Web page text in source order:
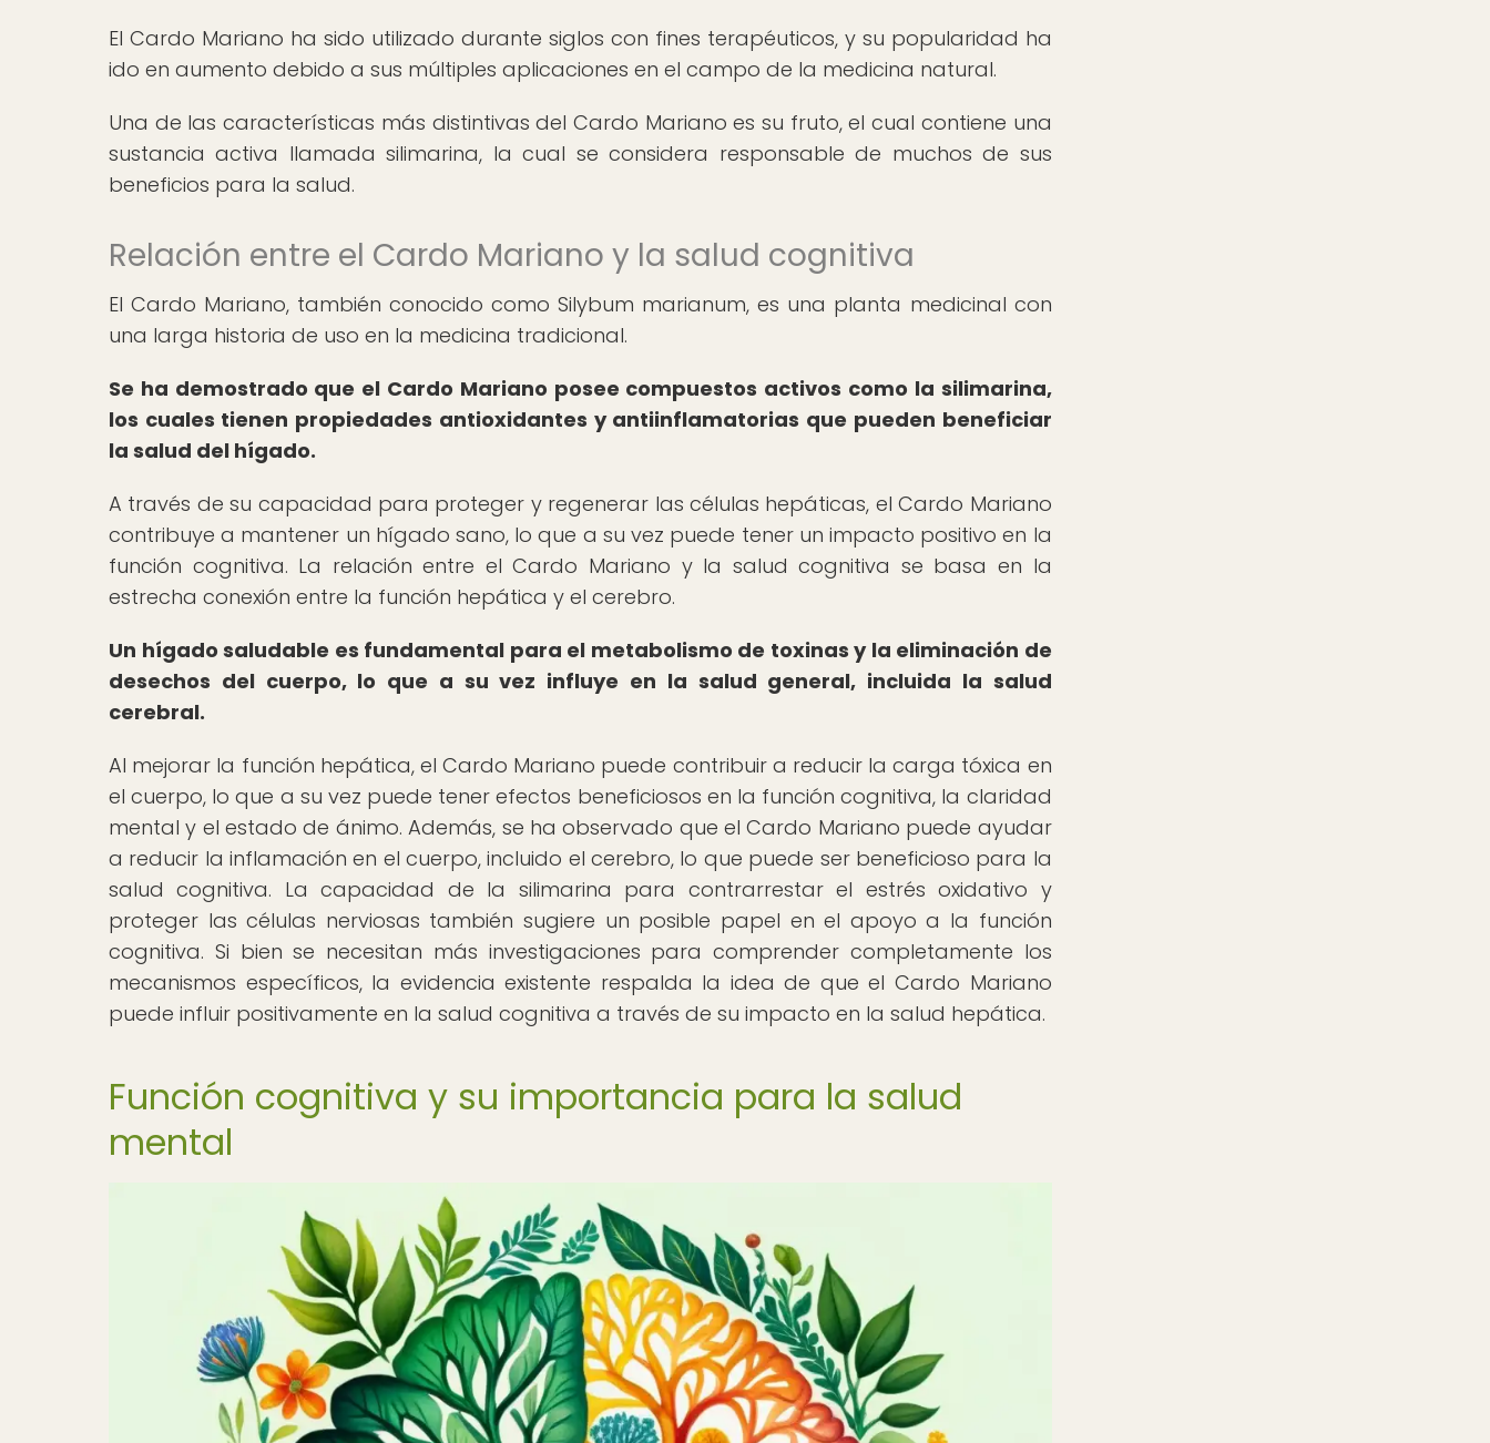
El Cardo Mariano ha sido utilizado durante siglos con fines terapéuticos, y su popularidad ha
ido en aumento debido a sus múltiples aplicaciones en el campo de la medicina natural.
Una de las características más distintivas del Cardo Mariano es su fruto, el cual contiene una
sustancia activa llamada silimarina, la cual se considera responsable de muchos de sus
beneficios para la salud.
Relación entre el Cardo Mariano y la salud cognitiva
El Cardo Mariano, también conocido como Silybum marianum, es una planta medicinal con
una larga historia de uso en la medicina tradicional.
Se ha demostrado que el Cardo Mariano posee compuestos activos como la silimarina,
los cuales tienen propiedades antioxidantes y antiinflamatorias que pueden beneficiar
la salud del hígado.
A través de su capacidad para proteger y regenerar las células hepáticas, el Cardo Mariano
contribuye a mantener un hígado sano, lo que a su vez puede tener un impacto positivo en la
función cognitiva. La relación entre el Cardo Mariano y la salud cognitiva se basa en la
estrecha conexión entre la función hepática y el cerebro.
Un hígado saludable es fundamental para el metabolismo de toxinas y la eliminación de
desechos del cuerpo, lo que a su vez influye en la salud general, incluida la salud
cerebral.
Al mejorar la función hepática, el Cardo Mariano puede contribuir a reducir la carga tóxica en
el cuerpo, lo que a su vez puede tener efectos beneficiosos en la función cognitiva, la claridad
mental y el estado de ánimo. Además, se ha observado que el Cardo Mariano puede ayudar
a reducir la inflamación en el cuerpo, incluido el cerebro, lo que puede ser beneficioso para la
salud cognitiva. La capacidad de la silimarina para contrarrestar el estrés oxidativo y
proteger las células nerviosas también sugiere un posible papel en el apoyo a la función
cognitiva. Si bien se necesitan más investigaciones para comprender completamente los
mecanismos específicos, la evidencia existente respalda la idea de que el Cardo Mariano
puede influir positivamente en la salud cognitiva a través de su impacto en la salud hepática.
Función cognitiva y su importancia para la salud
mental